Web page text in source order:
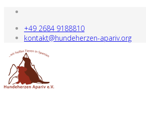
+49 2684 9188810
kontakt@hundeherzen-apariv.org